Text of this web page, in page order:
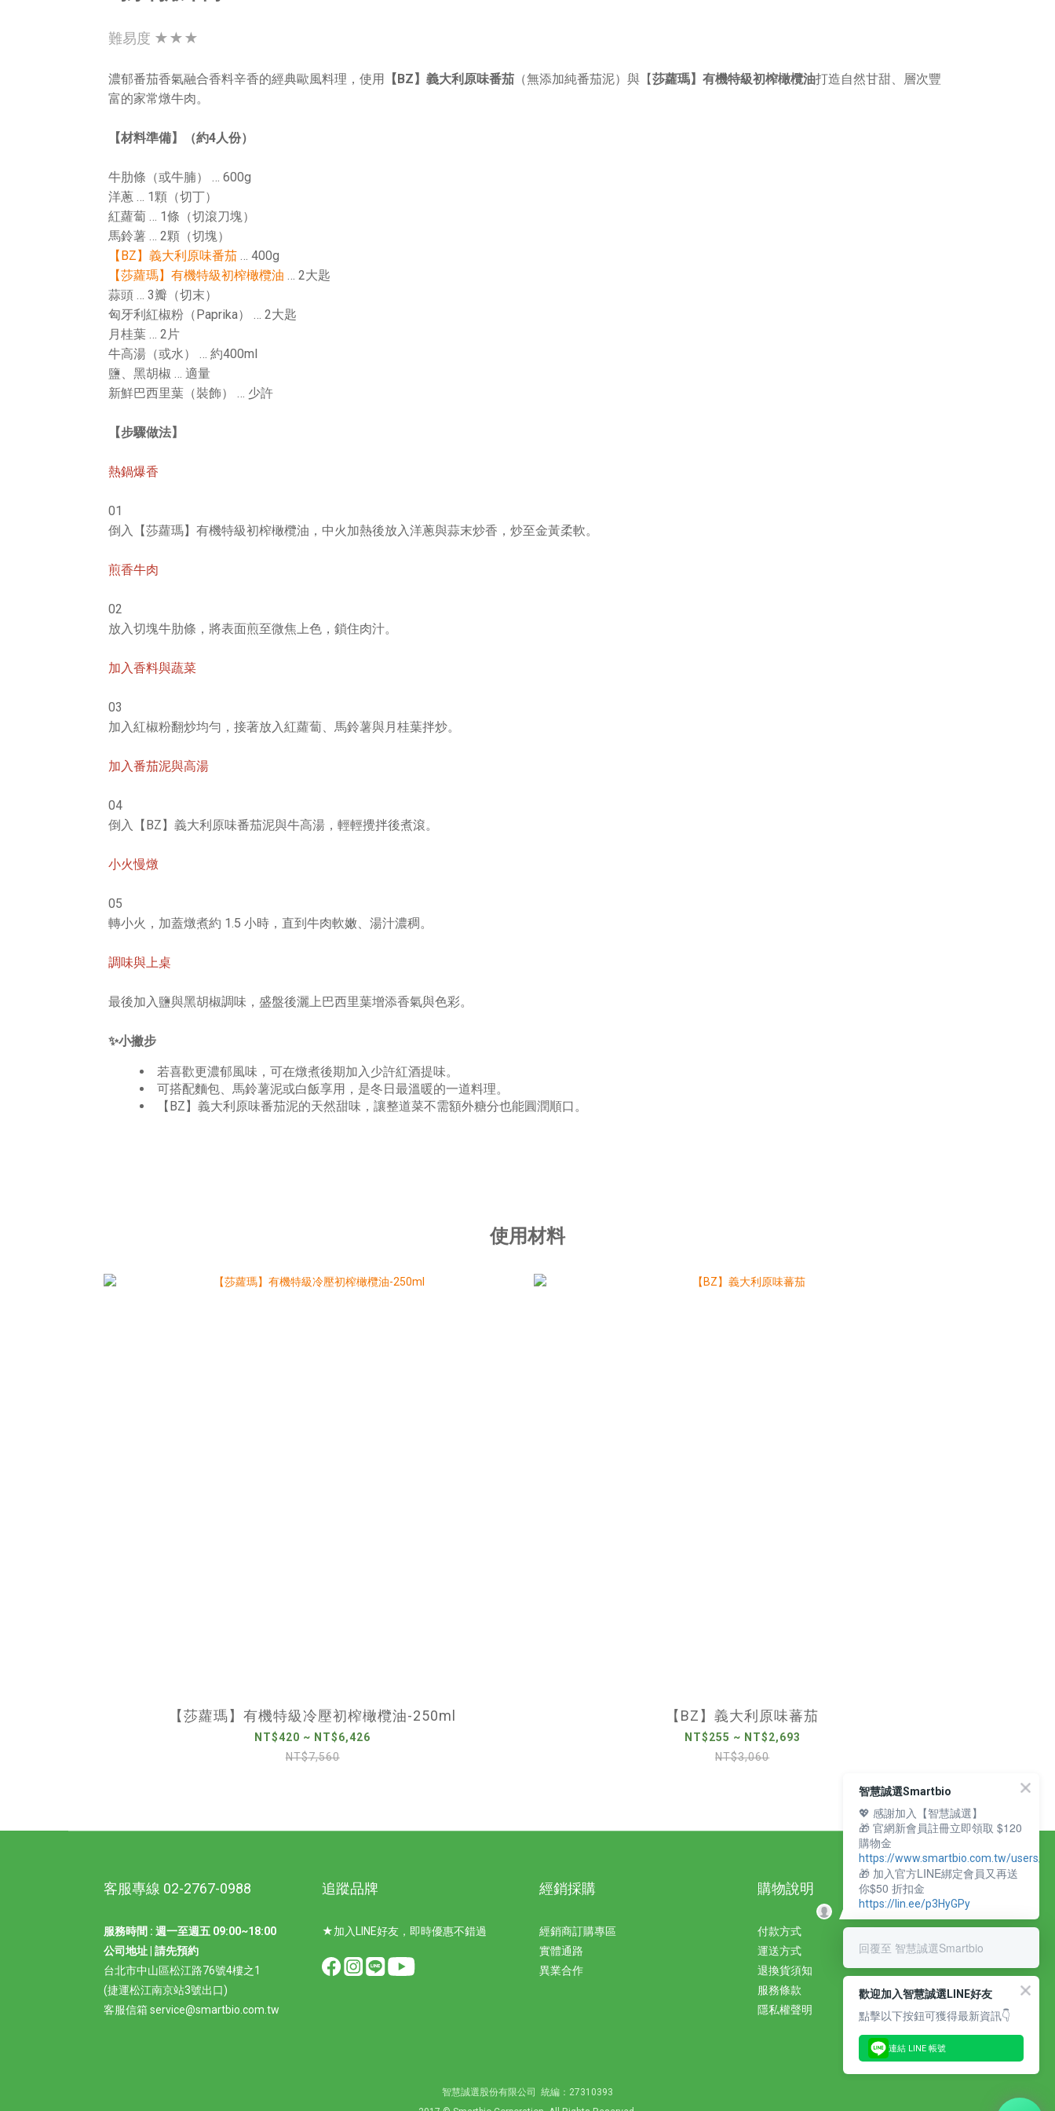
難易度 ★★★
濃郁番茄香氣融合香料辛香的經典歐風料理，使用 【BZ】義大利原味番茄 （無添加純番茄泥）與【莎蘿瑪】有機特級初榨橄欖油打造自然甘甜、層次豐
富的家常燉牛肉。
【材料準備】（約4人份）
牛肋條（或牛腩） … 600g
洋蔥 … 1顆（切丁）
紅蘿蔔 … 1條（切滾刀塊）
馬鈴薯 … 2顆（切塊）
【BZ】義大利原味番茄 … 400g
【莎蘿瑪】有機特級初榨橄欖油 … 2大匙
蒜頭 … 3瓣（切末）
匈牙利紅椒粉（Paprika） … 2大匙
月桂葉 … 2片
牛高湯（或水） … 約400ml
鹽、黑胡椒 … 適量
新鮮巴西里葉（裝飾） … 少許
【步驟做法】
熱鍋爆香
01
倒入【莎蘿瑪】有機特級初榨橄欖油，中火加熱後放入洋蔥與蒜末炒香，炒至金黃柔軟。
煎香牛肉
02
放入切塊牛肋條，將表面煎至微焦上色，鎖住肉汁。
加入香料與蔬菜
03
加入紅椒粉翻炒均勻，接著放入紅蘿蔔、馬鈴薯與月桂葉拌炒。
加入番茄泥與高湯
04
倒入【BZ】義大利原味番茄泥與牛高湯，輕輕攪拌後煮滾。
小火慢燉
05
轉小火，加蓋燉煮約 1.5 小時，直到牛肉軟嫩、湯汁濃稠。
調味與上桌
最後加入鹽與黑胡椒調味，盛盤後灑上巴西里葉增添香氣與色彩。
✨小撇步
若喜歡更濃郁風味，可在燉煮後期加入少許紅酒提味。
可搭配麵包、馬鈴薯泥或白飯享用，是冬日最溫暖的一道料理。
【BZ】義大利原味番茄泥的天然甜味，讓整道菜不需額外糖分也能圓潤順口。
使用材料
【莎蘿瑪】有機特級冷壓初榨橄欖油-250ml
NT$420 ~ NT$6,426
NT$7,560
【BZ】義大利原味蕃茄
NT$255 ~ NT$2,693
NT$3,060
客服專線 02-2767-0988
服務時間 : 週一至週五 09:00~18:00
公司地址 | 請先預約
台北市中山區松江路76號4樓之1
(捷運松江南京站3號出口)
客服信箱 service@smartbio.com.tw
追蹤品牌
★加入LINE好友，即時優惠不錯過
經銷採購
經銷商訂購專區
實體通路
異業合作
購物說明
付款方式
運送方式
退換貨須知
服務條款
隱私權聲明
智慧誠選股份有限公司 統編：27310393
智慧誠選Smartbio
💖 感謝加入【智慧誠選】
🎁 官網新會員註冊立即領取 $120
購物金
https://www.smartbio.com.tw/users/
🎁 加入官方LINE綁定會員又再送
你$50 折扣金
https://lin.ee/p3HyGPy
回覆至 智慧誠選Smartbio
歡迎加入智慧誠選LINE好友
點擊以下按鈕可獲得最新資訊👇
連結 LINE 帳號